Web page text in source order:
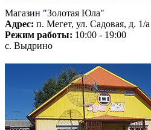
Магазин "Золотая Юла"
Адрес: п. Мегет, ул. Садовая, д. 1/а
Режим работы: 10:00 - 19:00
с. Выдрино